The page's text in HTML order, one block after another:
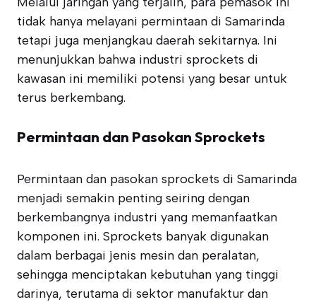
tidak hanya melayani permintaan di Samarinda
tetapi juga menjangkau daerah sekitarnya. Ini
menunjukkan bahwa industri sprockets di
kawasan ini memiliki potensi yang besar untuk
terus berkembang.
Permintaan dan Pasokan Sprockets
Permintaan dan pasokan sprockets di Samarinda
menjadi semakin penting seiring dengan
berkembangnya industri yang memanfaatkan
komponen ini. Sprockets banyak digunakan
dalam berbagai jenis mesin dan peralatan,
sehingga menciptakan kebutuhan yang tinggi
darinya, terutama di sektor manufaktur dan